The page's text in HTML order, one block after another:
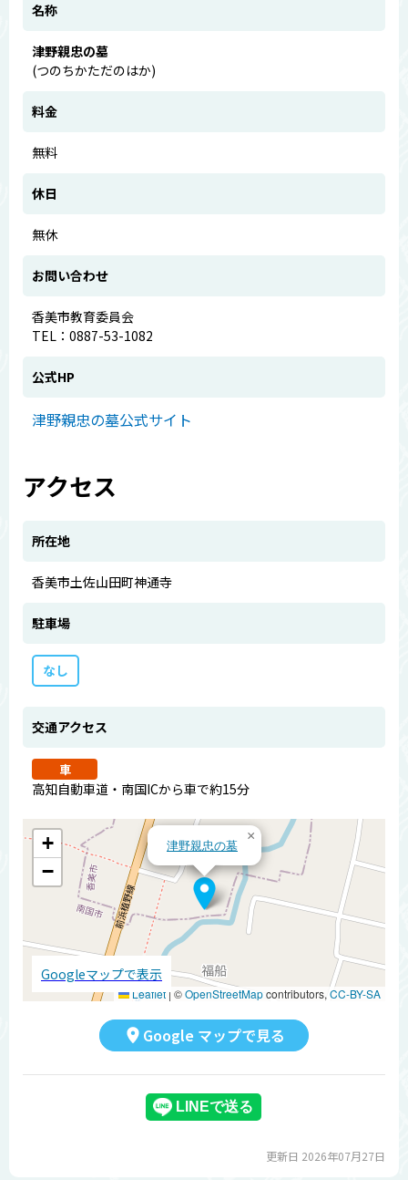
名称
津野親忠の墓
(つのちかただのはか)
料金
無料
休日
無休
お問い合わせ
香美市教育委員会
TEL：0887-53-1082
公式HP
津野親忠の墓公式サイト
アクセス
所在地
香美市土佐山田町神通寺
駐車場
なし
交通アクセス
車
高知自動車道・南国ICから車で約15分
津野親忠の墓
×
+
−
Leaflet | ©OpenStreetMapcontributors, CC-BY-SA
Googleマップで表示
Google マップで見る
更新日 2026年07月27日